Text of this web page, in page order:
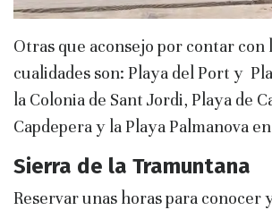
Otras que aconsejo por contar con
cualidades son: Playa del Port y
la Colonia de Sant Jordi, Playa de
Capdepera y la Playa Palmanova
Sierra de la Tramuntana
Reservar unas horas para conocer